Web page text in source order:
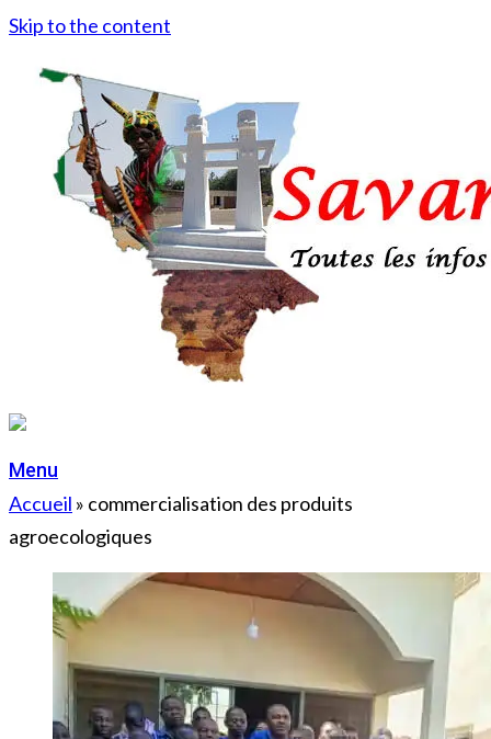
Skip to the content
Menu
Accueil » commercialisation des produits
agroecologiques